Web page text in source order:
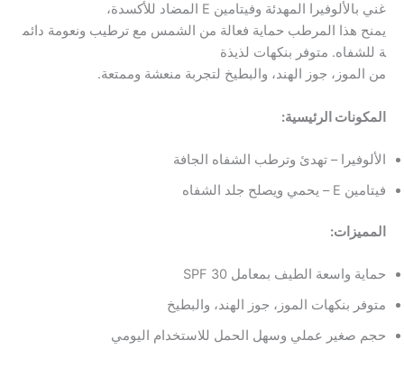
غني بالألوفيرا المهدئة وفيتامين E المضاد للأكسدة،
يمنح هذا المرطب حماية فعالة من الشمس مع ترطيب ونعومة دائم
ة للشفاه. متوفر بنكهات لذيذة
من الموز، جوز الهند، والبطيخ لتجربة منعشة وممتعة.
المكونات الرئيسية:
الألوفيرا – تهدئ وترطب الشفاه الجافة
فيتامين E – يحمي ويصلح جلد الشفاه
المميزات:
حماية واسعة الطيف بمعامل SPF 30
متوفر بنكهات الموز، جوز الهند، والبطيخ
حجم صغير عملي وسهل الحمل للاستخدام اليومي